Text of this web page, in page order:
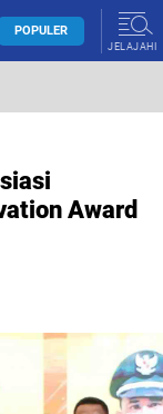
POPULER
JELAJAHI
Award